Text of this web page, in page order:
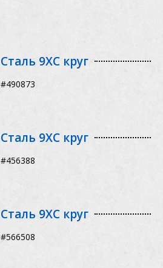
Сталь 9ХС круг
#490873
Сталь 9ХС круг
#456388
Сталь 9ХС круг
#566508